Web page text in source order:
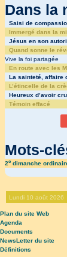
Dans la
Saisi de
Immergé dans la
Jésus en son
Quand sonne le
Vive la foi partagée
En route avec les
La sainteté, affaire
L’étincelle de la
Heureux d’avoir cru
Témoin effacé
Mots-
2edimanche
Lundi 10 août 2026
Plan du site Web
Agenda
Documents
NewsLetter du site
Définitions